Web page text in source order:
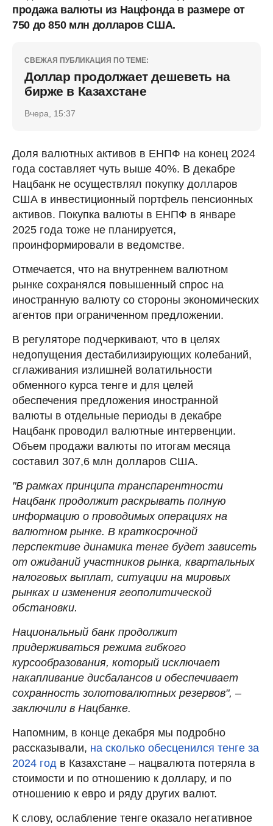
продажа валюты из Нацфонда в размере от
750 до 850 млн долларов США.
СВЕЖАЯ ПУБЛИКАЦИЯ ПО ТЕМЕ:
Доллар продолжает дешеветь на
бирже в Казахстане
Вчера, 15:37
Доля валютных активов в ЕНПФ на конец 2024
года составляет чуть выше 40%. В декабре
Нацбанк не осуществлял покупку долларов
США в инвестиционный портфель пенсионных
активов. Покупка валюты в ЕНПФ в январе
2025 года тоже не планируется,
проинформировали в ведомстве.
Отмечается, что на внутреннем валютном
рынке сохранялся повышенный спрос на
иностранную валюту со стороны экономических
агентов при ограниченном предложении.
В регуляторе подчеркивают, что в целях
недопущения дестабилизирующих колебаний,
сглаживания излишней волатильности
обменного курса тенге и для целей
обеспечения предложения иностранной
валюты в отдельные периоды в декабре
Нацбанк проводил валютные интервенции.
Объем продажи валюты по итогам месяца
составил 307,6 млн долларов США.
"В рамках принципа транспарентности
Нацбанк продолжит раскрывать полную
информацию о проводимых операциях на
валютном рынке. В краткосрочной
перспективе динамика тенге будет зависеть
от ожиданий участников рынка, квартальных
налоговых выплат, ситуации на мировых
рынках и изменения геополитической
обстановки.
Национальный банк продолжит
придерживаться режима гибкого
курсообразования, который исключает
накапливание дисбалансов и обеспечивает
сохранность золотовалютных резервов", –
заключили в Нацбанке.
Напомним, в конце декабря мы подробно
рассказывали, на сколько обесценился тенге за
2024 год в Казахстане – нацвалюта потеряла в
стоимости и по отношению к доллару, и по
отношению к евро и ряду других валют.
К слову, ослабление тенге оказало негативное